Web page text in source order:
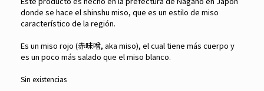
donde se hace el shinshu miso, que es un estilo de miso
característico de la región.
Es un miso rojo (赤味噌, aka miso), el cual tiene más cuerpo y
es un poco más salado que el miso blanco.
Sin existencias